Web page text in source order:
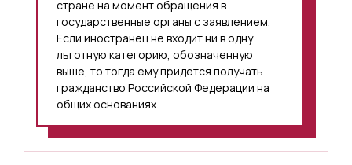
стране на момент обращения в
государственные органы с заявлением.
Если иностранец не входит ни в одну
льготную категорию, обозначенную
выше, то тогда ему придется получать
гражданство Российской Федерации на
общих основаниях.